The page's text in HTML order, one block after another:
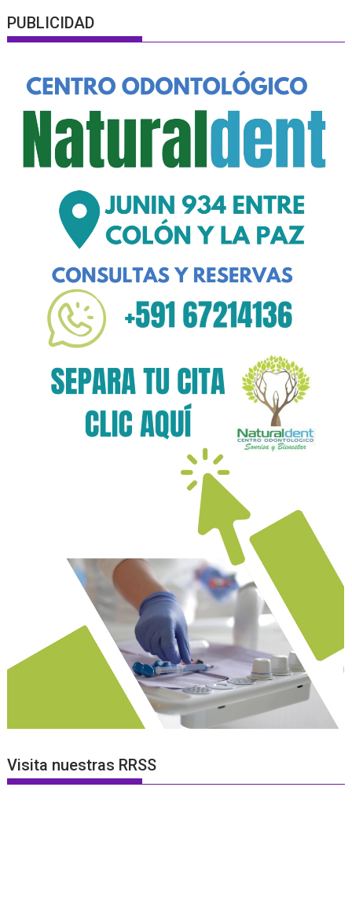
PUBLICIDAD
Visita nuestras RRSS